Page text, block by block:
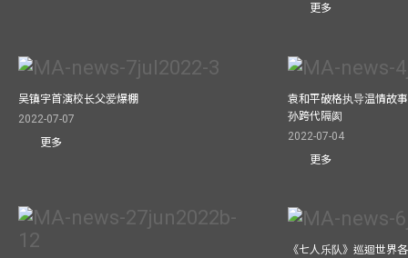
更多
吴镇宇首演校长父爱爆棚
2022-07-07
更多
袁和平破格执导温情故
孙跨代隔阂
2022-07-04
更多
《七人乐队》巡迴世界